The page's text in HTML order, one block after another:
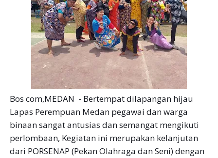
Bos com,MEDAN - Bertempat dilapangan hijau
Lapas Perempuan Medan pegawai dan warga
binaan sangat antusias dan semangat mengikuti
perlombaan, Kegiatan ini merupakan kelanjutan
dari PORSENAP (Pekan Olahraga dan Seni) dengan